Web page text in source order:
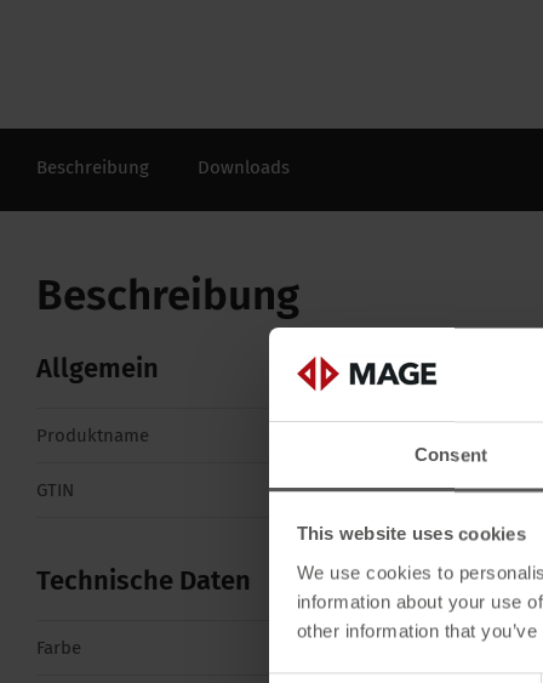
Consent
This website uses cookies
We use cookies to
information about your use
other information that
Beschreibung Downloads
Beschreibung
Allgemein
Produktname
GTIN 4260526959961
Technische Daten
Farbe